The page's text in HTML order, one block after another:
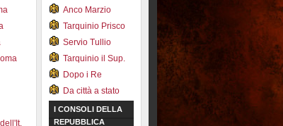
Anco Marzio
Tarquinio Prisco
Servio Tullio
Tarquinio il Sup.
Dopo i Re
Da città a stato
I CONSOLI DELLA
REPUBBLICA